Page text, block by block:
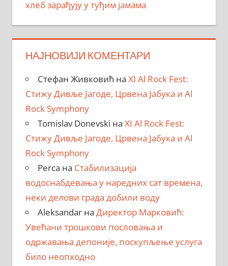
хлеб зарађују у туђим јамама
НАЈНОВИЈИ КОМЕНТАРИ
Стефан Живковић на XI Al Rock Fest:
Стижу Дивље Јагоде, Црвена Јабука и Al
Rock Symphony
Tomislav Donevski на XI Al Rock Fest:
Стижу Дивље Јагоде, Црвена Јабука и Al
Rock Symphony
Perca на Стабилизација
водоснабдевања у наредних сат времена,
неки делови града добили воду
Aleksandarна Директор Марковић:
Увећани трошкови пословања и
одржавања депоније, поскупљење услуга
било неопходно